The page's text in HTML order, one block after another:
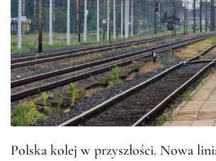
Polska kolej w przyszłości. Nowa